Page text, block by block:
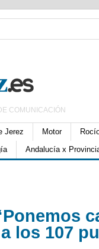
COMUNICACIÓN
Jerez Motor
Andalucía x
los 107